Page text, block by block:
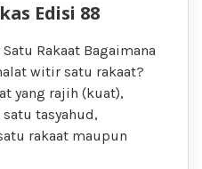
Edisi 88
Rakaat Bagaimana
witir satu rakaat?
yang rajih (kuat),
satu tasyahud,
rakaat maupun